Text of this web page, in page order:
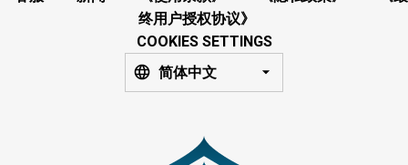
终用户授权协议》
COOKIES SETTINGS
简体中文